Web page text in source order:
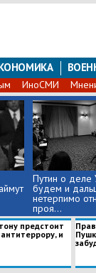
ИноСМИ
Путин о деле
будем и
нетерпимо
проя...
предстоит
и